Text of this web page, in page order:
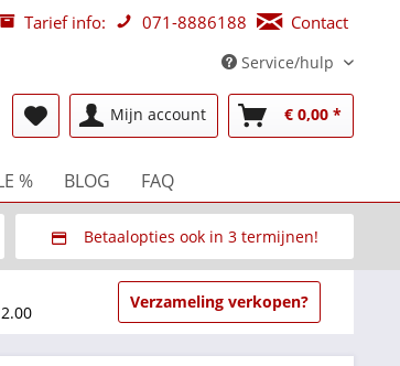
Tarief info: 071-8886188 Contact
Service/hulp
Mijn account € 0,00 *
Betaalopties ook in 3 termijnen!
Via Multisafepay (veilig via SSL)
Verzameling verkopen?